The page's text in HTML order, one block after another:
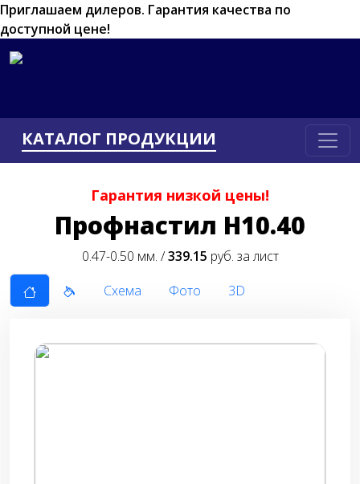
Приглашаем дилеров. Гарантия качества по
доступной цене!
КАТАЛОГ ПРОДУКЦИИ
Гарантия низкой цены!
Профнастил Н10.40
0.47-0.50 мм. /339.15 руб. за лист
Схема
Фото 3D